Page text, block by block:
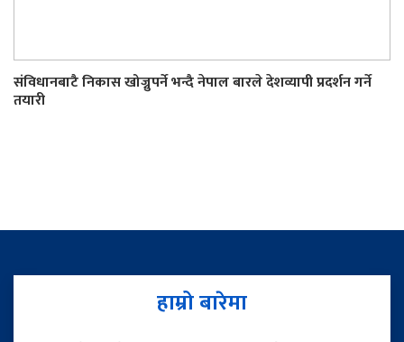
संविधानबाटै निकास खोज्नुपर्ने भन्दै नेपाल बारले देशव्यापी प्रदर्शन गर्ने
तयारी
हाम्रो बारेमा